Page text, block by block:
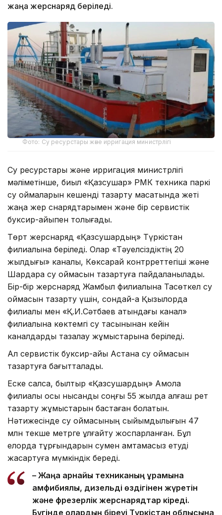
жаңа жерснаряд беріледі.
Фото: Cу ресурстары және ирригация министрлігі
Cу ресурстары және ирригация министрлігі
мәліметінше, биыл «Қазсушар» РМК техника паркі
су қоймаларын кешенді тазарту мақсатында жеті
жаңа жер снарядтарымен және бір сервистік
буксир-қайықпен толығады.
Төрт жерснаряд «Қазсушардың» Түркістан
филиалына беріледі. Олар «Тәуелсіздіктің 20
жылдығы» каналы, Көксарай контрреттегіші және
Шардара су қоймасын тазартуға пайдаланылады.
Бір-бір жерснаряд Жамбыл филиалына Тасөткел су
қоймасын тазарту үшін, сондай-ақ Қызылорда
филиалы мен «Қ.И.Сәтбаев атындағы канал»
филиалына көктемгі су тасқынынан кейін
каналдарды тазалау жұмыстарына беріледі.
Ал сервистік буксир-қайық Астана су қоймасын
тазартуға бағытталады.
Еске салсақ, былтыр «Қазсушардың» Ақмола
филиалы осы нысанды соңғы 55 жылда алғаш рет
тазарту жұмыстарын бастаған болатын.
Нәтижесінде су қоймасының сыйымдылығын 47
млн текше метрге ұлғайту жоспарланған. Бұл
елорда тұрғындарын сумен қамтамасыз етуді
жақсартуға мүмкіндік береді.
– Жаңа арнайы техниканың құрамына
амфибиялық, дизельді өздігінен жүретін
және фрезерлік жерснарядтар кіреді.
Бүгінде олардың біреуі Түркістан облысына